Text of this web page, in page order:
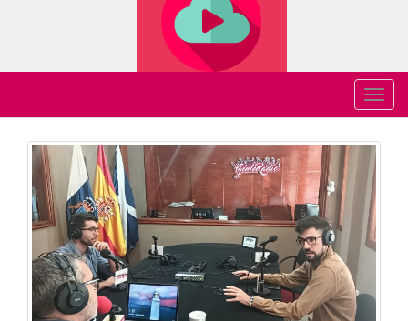
T
o
g
g
e
n
i